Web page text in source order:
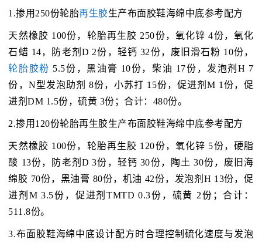
1.掺用250份轮胎再生胶生产布面胶鞋海绵中底参考配方
天然橡胶 100份，轮胎再生胶 250份，氧化锌 4份，氧化
石蜡 14，防老剂D 2份，轻钙 32份，废旧滑石粉 10份，
轮胎胶粉 5.5份，黑油膏 10份，柴油 17份，发泡剂H 7
份，N型发泡助剂 8份，小苏打 15份，促进剂M 1份，促
进剂DM 1.5份，硫黄 3份；合计：480份。
2.掺用120份轮胎再生胶生产布面胶鞋海绵中底参考配方
天然橡胶 100份，轮胎再生胶 120份，氧化锌 5份，硬脂
酸 13份，防老剂D 3份，轻钙 30份，陶土 30份，废旧海
绵胶 70份，黑油膏 80份，机油 42份，发泡剂H 13份，促
进剂M 3.5份，促进剂TMTD 0.3份，硫黄 2份；合计：
511.8份。
3.布面胶鞋海绵中底设计配方时合理控制硫化速度与发泡